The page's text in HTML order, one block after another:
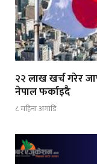
२२ लाख खर्च गरेर
नेपाल फर्काइदै
८ महिना अगाडि